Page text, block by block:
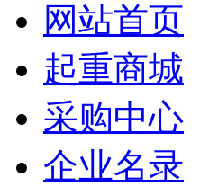
网站首页
起重商城
采购中心
企业名录